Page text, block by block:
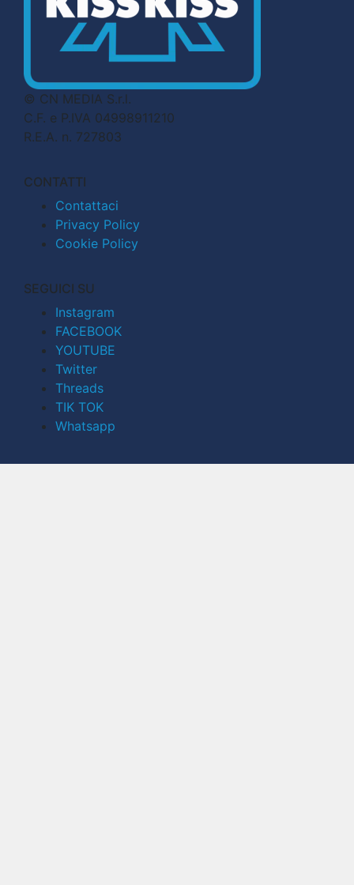
© CN MEDIA S.r.l.
C.F. e P.IVA 04998911210
R.E.A. n. 727803
CONTATTI
Contattaci
Privacy Policy
Cookie Policy
SEGUICI SU
Instagram
FACEBOOK
YOUTUBE
Twitter
Threads
TIK TOK
Whatsapp